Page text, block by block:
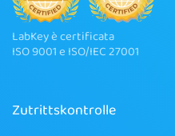
LabKey è certificata
ISO 9001 e ISO/IEC 27001
Zutrittskontrolle